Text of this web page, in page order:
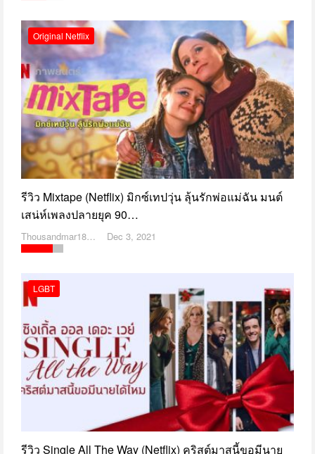
Original Netflix
รีวิว Mixtape (Netflix) มิกซ์เทปวุ่น ลุ้นรักพ่อแม่ฉัน มนต์
เสน่ห์เพลงปลายยุค 90…
Thousandmar1869 Dec 3, 2021
LGBT
รีวิว Single All The Way (Netflix) คริสต์มาสนี้ขอมีนาย